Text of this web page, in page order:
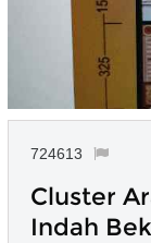
724613
Cluster
Indah